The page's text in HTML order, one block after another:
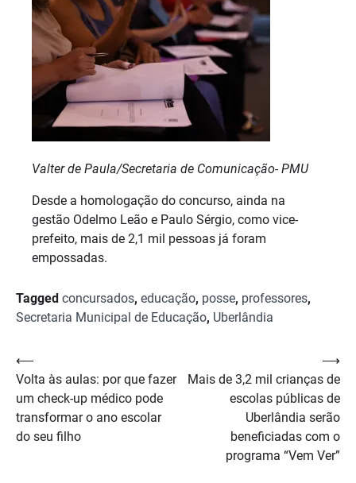
Valter de Paula/Secretaria de Comunicação- PMU
Desde a homologação do concurso, ainda na
gestão Odelmo Leão e Paulo Sérgio, como vice-
prefeito, mais de 2,1 mil pessoas já foram
empossadas.
Tagged concursados, educação, posse, professores,
Secretaria Municipal de Educação, Uberlândia
Navegação
de
Post
⟵
Volta às aulas: por que fazer
um check-up médico pode
transformar o ano escolar
do seu filho
Mais de 3,2 mil crianças de
escolas públicas de
Uberlândia serão
beneficiadas com o
programa “Vem Ver”
⟶